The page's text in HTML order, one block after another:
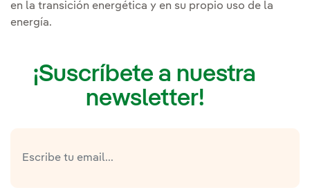
en la transición energética y en su propio uso de la
energía.
¡Suscríbete a nuestra
newsletter!